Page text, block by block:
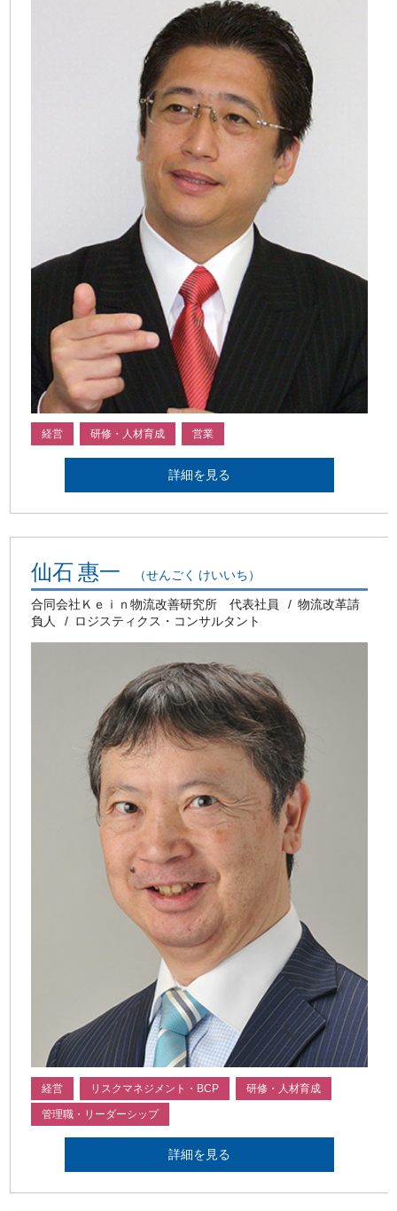
経営 研修・人材育成 営業
詳細を見る
仙石 惠一 （せんごく けいいち）
合同会社Ｋｅｉｎ物流改善研究所 代表社員
物流改革請
負人
ロジスティクス・コンサルタント
経営 リスクマネジメント・BCP 研修・人材育成
管理職・リーダーシップ
詳細を見る